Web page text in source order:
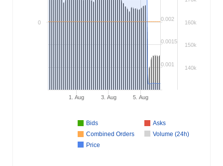
Bids
Asks
Combined Orders
Volume (24h)
Price
1. Aug 3. Aug 5. Aug
0.001
0.0015
0.002
140k
150k
160k
0